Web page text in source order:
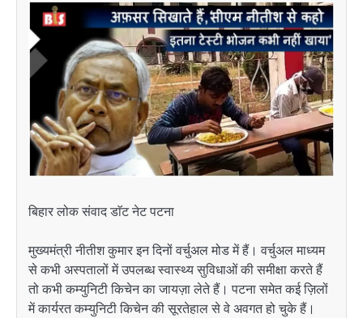
बिहार लोक संवाद डाॅट नेट पटना
मुख्यमंत्री नीतीश कुमार इन दिनों वर्चुअल मोड में हैं। वर्चुअल माध्यम
से कभी अस्पतालों में उपलब्ध स्वास्थ्य सुविधाओं की समीक्षा करते हैं
तो कभी कम्युनिटी किचेन का जायज़ा लेते हैं। पटना समेत कई ज़िलों
में कार्यरत कम्युनिटी किचेन की सूरतेहाल से वे अवगत हो चुके हैं।